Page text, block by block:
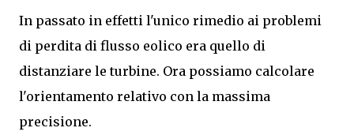
In passato in effetti l'unico rimedio ai problemi
di perdita di flusso eolico era quello di
distanziare le turbine. Ora possiamo calcolare
l'orientamento relativo con la massima
precisione.